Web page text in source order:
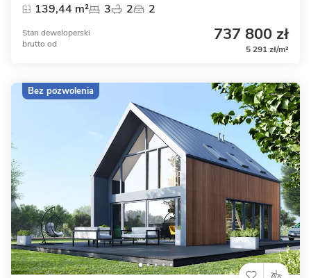
139,44 m²
3 2 2
Stan deweloperski
brutto od 737 800 zł
5 291 zł/m²
Bez pozwolenia